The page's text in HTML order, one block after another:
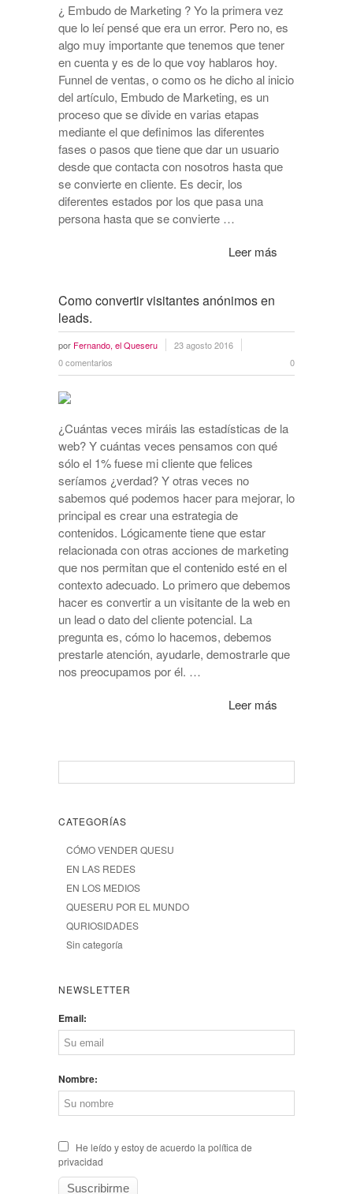
¿ Embudo de Marketing ? Yo la primera vez
que lo leí pensé que era un error. Pero no, es
algo muy importante que tenemos que tener
en cuenta y es de lo que voy hablaros hoy.
Funnel de ventas, o como os he dicho al inicio
del artículo, Embudo de Marketing, es un
proceso que se divide en varias etapas
mediante el que definimos las diferentes
fases o pasos que tiene que dar un usuario
desde que contacta con nosotros hasta que
se convierte en cliente. Es decir, los
diferentes estados por los que pasa una
persona hasta que se convierte …
Leer más
Como convertir visitantes anónimos en
leads.
por Fernando, el Queseru
23 agosto 2016
0 comentarios
0
¿Cuántas veces miráis las estadísticas de la
web? Y cuántas veces pensamos con qué
sólo el 1% fuese mi cliente que felices
seríamos ¿verdad? Y otras veces no
sabemos qué podemos hacer para mejorar, lo
principal es crear una estrategia de
contenidos. Lógicamente tiene que estar
relacionada con otras acciones de marketing
que nos permitan que el contenido esté en el
contexto adecuado. Lo primero que debemos
hacer es convertir a un visitante de la web en
un lead o dato del cliente potencial. La
pregunta es, cómo lo hacemos, debemos
prestarle atención, ayudarle, demostrarle que
nos preocupamos por él. …
Leer más
CATEGORÍAS
CÓMO VENDER QUESU
EN LAS REDES
EN LOS MEDIOS
QUESERU POR EL MUNDO
QURIOSIDADES
Sin categoría
NEWSLETTER
Email:
Nombre:
He leído y estoy de acuerdo la política de
privacidad